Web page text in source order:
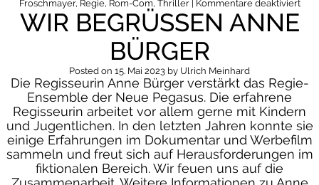
Froschmayer, Regie, Rom-Com, Thriller| Kommentare deaktiviertfür
WIR BEGRÜSSEN ANNE B
ÜRGER
Posted on 15. Mai 2023 by Ulrich Meinhard
Die Regisseurin Anne Bürger verstärkt das Regie-
Ensemble der Neue Pegasus. Die erfahrene
Regisseurin arbeitet vor allem gerne mit Kindern
und Jugentlichen. In den letzten Jahren konnte sie
einige Erfahrungen im Dokumentar und Werbefilm
sammeln und freut sich auf Herausforderungen im
fiktionalen Bereich. Wir feuen uns auf die